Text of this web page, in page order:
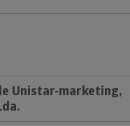
Unistar-marketing,